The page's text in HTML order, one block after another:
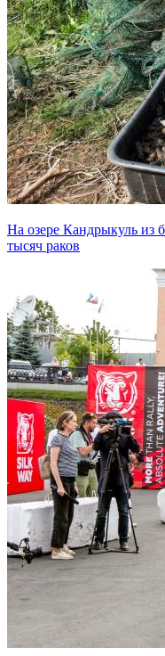
На озере Кандрыкуль из
тысяч раков